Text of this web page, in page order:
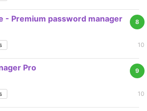
8
- Premium password manager
10
9
Pro
10